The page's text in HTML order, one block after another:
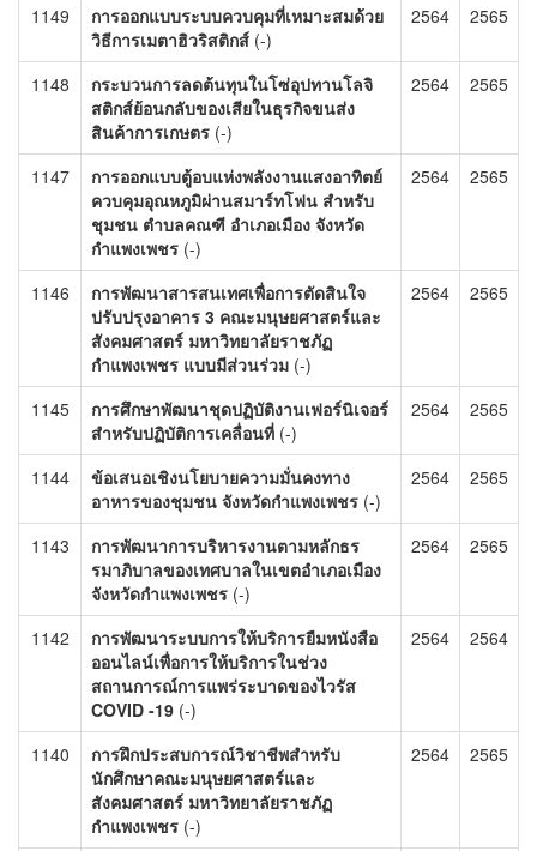
1149
การออกแบบระบบควบคุมที่เหมาะสมด้วย
วิธีการเมตาฮิวริสติกส์ (-)
2564 2565
1148
กระบวนการลดต้นทุนในโซ่อุปทานโลจิ
สติกส์ย้อนกลับของเสียในธุรกิจขนส่ง
สินค้าการเกษตร (-)
2564 2565
1147
การออกแบบตู้อบแห่งพลังงานแสงอาทิตย์
ควบคุมอุณหภูมิผ่านสมาร์ทโฟน สำหรับ
ชุมชน ตำบลคณฑี อำเภอเมือง จังหวัด
กำแพงเพชร (-)
2564 2565
1146
การพัฒนาสารสนเทศเพื่อการตัดสินใจ
ปรับปรุงอาคาร 3 คณะมนุษยศาสตร์และ
สังคมศาสตร์ มหาวิทยาลัยราชภัฏ
กำแพงเพชร แบบมีส่วนร่วม (-)
2564 2565
1145
การศึกษาพัฒนาชุดปฏิบัติงานเฟอร์นิเจอร์
สำหรับปฏิบัติการเคลื่อนที่ (-)
2564 2565
1144
ข้อเสนอเชิงนโยบายความมั่นคงทาง
อาหารของชุมชน จังหวัดกำแพงเพชร (-)
2564 2565
1143
การพัฒนาการบริหารงานตามหลักธร
รมาภิบาลของเทศบาลในเขตอำเภอเมือง
จังหวัดกำแพงเพชร (-)
2564 2565
1142
การพัฒนาระบบการให้บริการยืมหนังสือ
ออนไลน์เพื่อการให้บริการในช่วง
สถานการณ์การแพร่ระบาดของไวรัส
COVID -19 (-)
2564 2564
1140
การฝึกประสบการณ์วิชาชีพสำหรับ
นักศึกษาคณะมนุษยศาสตร์และ
สังคมศาสตร์ มหาวิทยาลัยราชภัฏ
กำแพงเพชร (-)
2564 2565